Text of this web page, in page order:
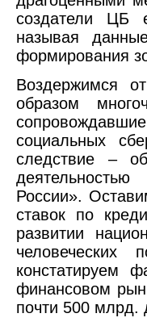
создатели ЦБ
называя
формирования
Воздержимся
образом
социальных
следствие –
России».
ставок по
развитии
человеческих
констатируем
финансовом
почти 500 млрд.